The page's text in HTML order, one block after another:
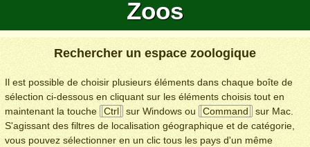
Zoos
Rechercher un espace zoologique
Il est possible de choisir plusieurs éléments dans chaque boîte de
sélection ci-dessous en cliquant sur les éléments choisis tout en
maintenant la touche
Ctrl sur Windows ou Command
sur Mac.
S'agissant des filtres de localisation géographique et de catégorie,
vous pouvez sélectionner en un clic tous les pays d'un même